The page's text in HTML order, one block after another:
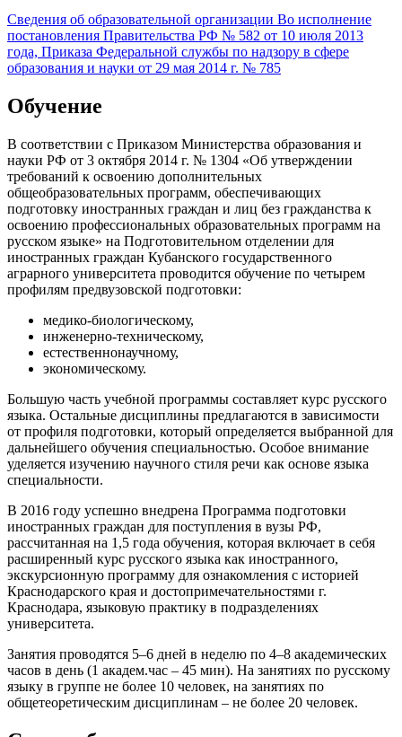
Сведения об образовательной организации Во исполнение
постановления Правительства РФ № 582 от 10 июля 2013
года, Приказа Федеральной службы по надзору в сфере
образования и науки от 29 мая 2014 г. № 785
Обучение
В соответствии с Приказом Министерства образования и
науки РФ от 3 октября 2014 г. № 1304 «Об утверждении
требований к освоению дополнительных
общеобразовательных программ, обеспечивающих
подготовку иностранных граждан и лиц без гражданства к
освоению профессиональных образовательных программ на
русском языке» на Подготовительном отделении для
иностранных граждан Кубанского государственного
аграрного университета проводится обучение по четырем
профилям предвузовской подготовки:
медико-биологическому,
инженерно-техническому,
естественнонаучному,
экономическому.
Большую часть учебной программы составляет курс русского
языка. Остальные дисциплины предлагаются в зависимости
от профиля подготовки, который определяется выбранной для
дальнейшего обучения специальностью. Особое внимание
уделяется изучению научного стиля речи как основе языка
специальности.
В 2016 году успешно внедрена Программа подготовки
иностранных граждан для поступления в вузы РФ,
рассчитанная на 1,5 года обучения, которая включает в себя
расширенный курс русского языка как иностранного,
экскурсионную программу для ознакомления с историей
Краснодарского края и достопримечательностями г.
Краснодара, языковую практику в подразделениях
университета.
Занятия проводятся 5–6 дней в неделю по 4–8 академических
часов в день (1 академ.час – 45 мин). На занятиях по русскому
языку в группе не более 10 человек, на занятиях по
общетеоретическим дисциплинам – не более 20 человек.